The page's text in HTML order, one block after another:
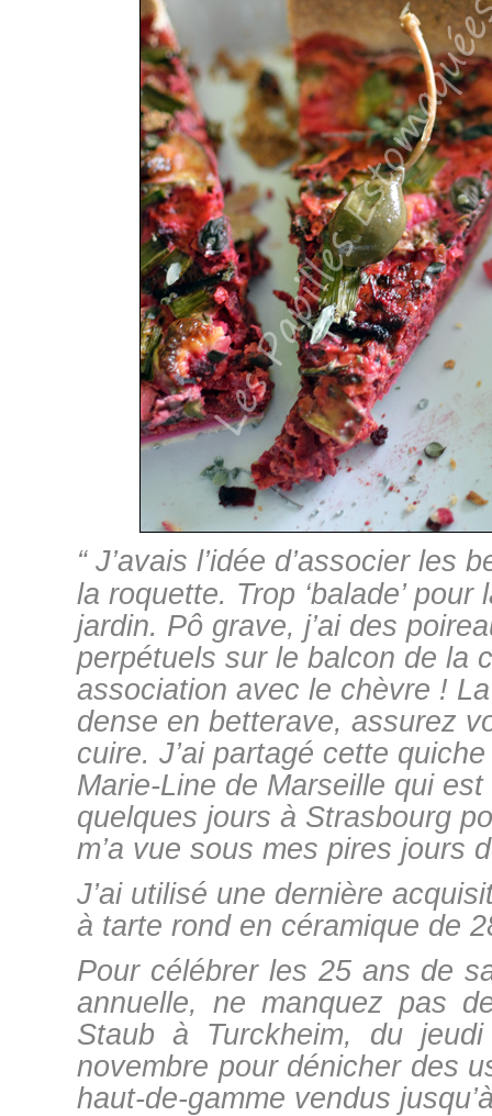
“ J’avais l’idée d’associer les
la roquette. Trop ‘balade’ pour
jardin. Pô grave, j’ai des
perpétuels sur le balcon de la
association avec le chèvre !
dense en betterave, assurez
cuire. J’ai partagé cette
Marie-Line de Marseille qui
quelques jours à Strasbourg
m’a vue sous mes pires jours
J’ai utilisé une dernière
à tarte rond en céramique de
Pour célébrer les 25 ans de
annuelle, ne manquez pas
Staub à Turckheim, du
novembre pour dénicher des
haut-de-gamme vendus